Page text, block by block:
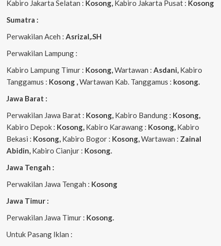
Kabiro Jakarta Selatan : Kosong, Kabiro Jakarta Pusat : Kosong
Sumatra :
Perwakilan Aceh : Asrizal,.SH
Perwakilan Lampung :
Kabiro Lampung Timur : Kosong,Wartawan : Asdani, Kabiro
Tanggamus : Kosong ,Wartawan Kab. Tanggamus : kosong.
Jawa Barat :
Perwakilan Jawa Barat : Kosong,Kabiro Bandung : Kosong,
Kabiro Depok : Kosong,Kabiro Karawang : Kosong,Kabiro
Bekasi : Kosong,Kabiro Bogor : Kosong,Wartawan : Zainal
Abidin,Kabiro Cianjur : Kosong.
Jawa Tengah :
Perwakilan Jawa Tengah : Kosong
Jawa Timur :
Perwakilan Jawa Timur : Kosong.
Untuk Pasang Iklan :